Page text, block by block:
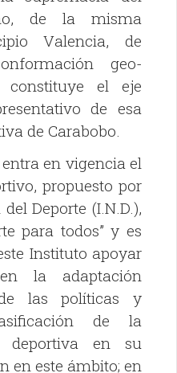
de la misma
Valencia, de
geo-
constituye el eje
de esa
de Carabobo.
en vigencia el
propuesto por
Deporte (I.N.D.),
para todos” y es
Instituto apoyar
la adaptación
las políticas y
de la
deportiva en su
en este ámbito; en